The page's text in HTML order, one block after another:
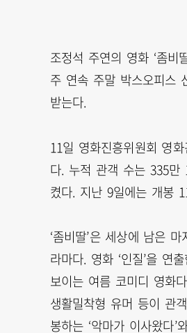
조정석 주연의 영화 ‘좀
주 연속 주말 박스오피스
받는다.
11일 영화진흥위원회 영
다. 누적 관객 수는 335만
켰다. 지난 9일에는 개봉
‘좀비딸’은 세상에 남은
라마다. 영화 ‘인질’을 연
보이는 여름 코미디 영화
생활밀착형 유머 등이 관
봉하는 ‘악마가 이사왔다